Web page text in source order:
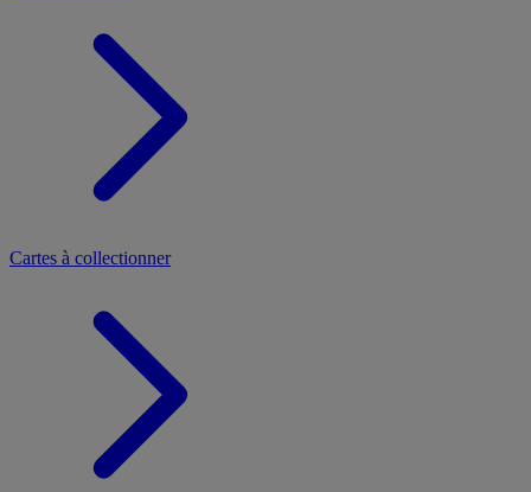
Cartes à collectionner